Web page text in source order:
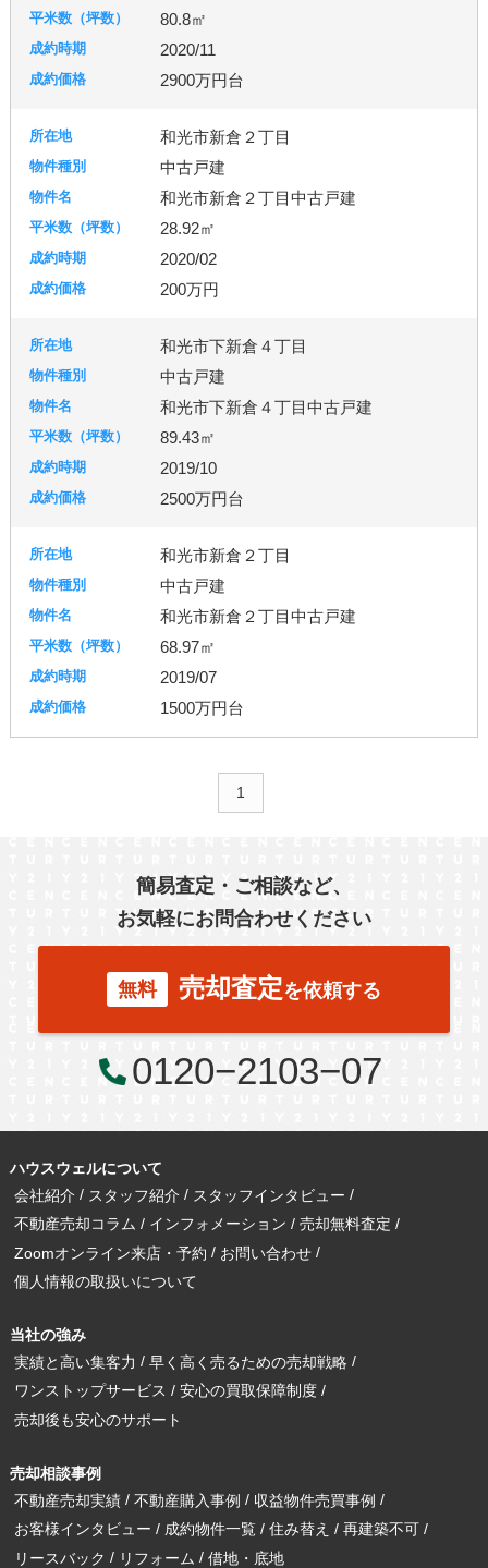
80.8㎡
2020/11
2900万円台
和光市新倉２丁目
中古戸建
和光市新倉２丁目中古戸建
28.92㎡
2020/02
200万円
和光市下新倉４丁目
中古戸建
和光市下新倉４丁目中古戸建
89.43㎡
2019/10
2500万円台
和光市新倉２丁目
中古戸建
和光市新倉２丁目中古戸建
68.97㎡
2019/07
1500万円台
1
簡易査定・ご相談など、
お気軽にお問合わせください
無料 売却査定を依頼する
0120−2103−07
ハウスウェルについて
会社紹介
スタッフ紹介
スタッフインタビュー
不動産売却コラム
インフォメーション
売却無料査定
Zoomオンライン来店・予約
お問い合わせ
個人情報の取扱いについて
当社の強み
実績と高い集客力
早く高く売るための売却戦略
ワンストップサービス
安心の買取保障制度
売却後も安心のサポート
売却相談事例
不動産売却実績
不動産購入事例
収益物件売買事例
お客様インタビュー
成約物件一覧 住み替え
再建築不可
リースバック
リフォーム
借地・底地